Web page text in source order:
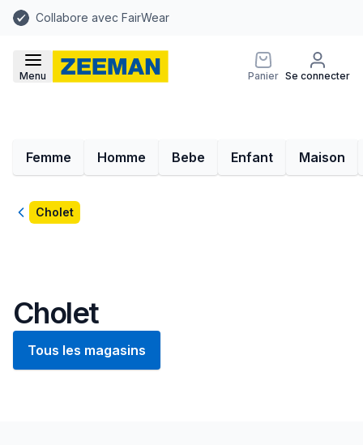
Collabore avec FairWear
Menu Panier Se connecter
Femme Homme Bebe Enfant Maison
RetourCholet
Cholet
Tous les magasins